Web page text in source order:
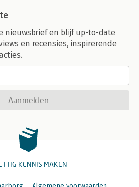
nieuwsbrief en blijf up-to-date
en recensies, inspirerende
Aanmelden
KENNIS MAKEN